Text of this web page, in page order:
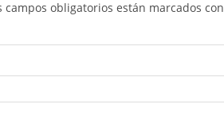
campos obligatorios están marcados con